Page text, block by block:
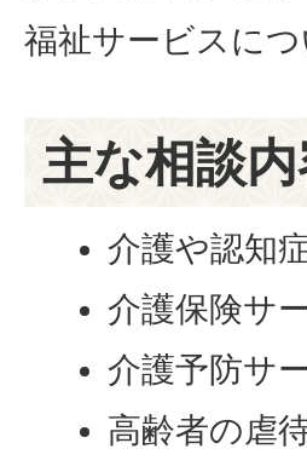
福祉サービスに
主な相談
介護や認知
介護保険サ
介護予防サ
高齢者の虐